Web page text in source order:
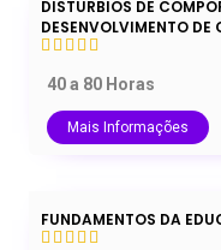
DISTURBIOS DE
DESENVOLVIMENTO
40 a 80 Horas
Mais Informações
FUNDAMENTOS DA